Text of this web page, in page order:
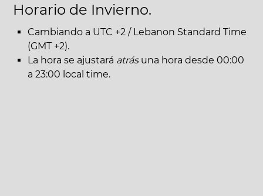
Horario de Invierno.
Cambiando a UTC +2 / Lebanon Standard Time
(GMT +2).
La hora se ajustará atrásuna hora desde 00:00
a 23:00 local time.